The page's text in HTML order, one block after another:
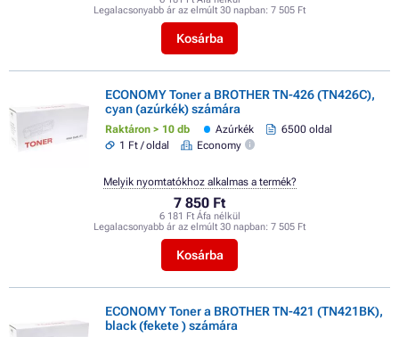
Legalacsonyabb ár az elmúlt 30 napban: 7 505 Ft
Kosárba
ECONOMY Toner a BROTHER TN-426 (TN426C),
cyan (azúrkék) számára
Raktáron > 10 db Azúrkék
6500 oldal
1 Ft / oldal
Economy
7 850 Ft
6 181 Ft Áfa nélkül
Legalacsonyabb ár az elmúlt 30 napban: 7 505 Ft
Kosárba
Melyik nyomtatókhoz alkalmas a termék?
ECONOMY Toner a BROTHER TN-421 (TN421BK),
black (fekete ) számára